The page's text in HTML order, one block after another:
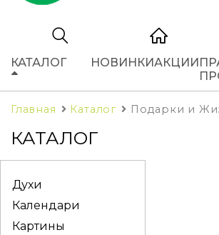
КАТАЛОГ НОВИНКИАКЦИИ
Главная Каталог Подарки и
КАТАЛОГ
Духи
Календари
Картины